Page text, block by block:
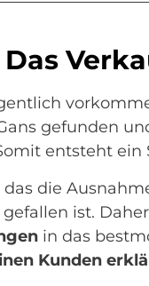
Das
gefunden
entsteht ein
die
ist.
in das
Kunden